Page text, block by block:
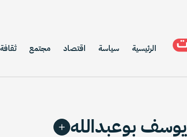
الرئيسية سياسة اقتصاد مجتمع ثقافة
يوسف بوعبدالله